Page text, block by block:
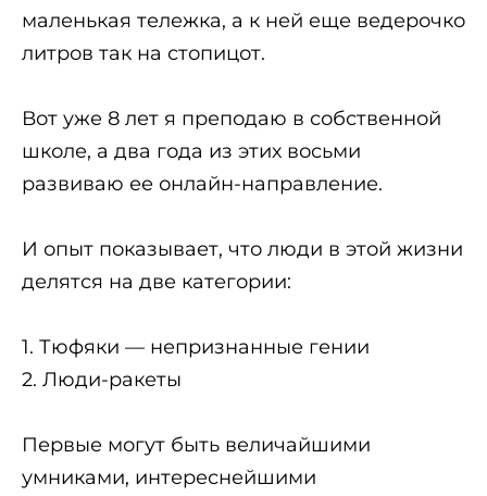
маленькая тележка, а к ней еще ведерочко
литров так на стопицот.
Вот уже 8 лет я преподаю в собственной
школе, а два года из этих восьми
развиваю ее онлайн-направление.
И опыт показывает, что люди в этой жизни
делятся на две категории:
1. Тюфяки — непризнанные гении
2. Люди-ракеты
Первые могут быть величайшими
умниками, интереснейшими